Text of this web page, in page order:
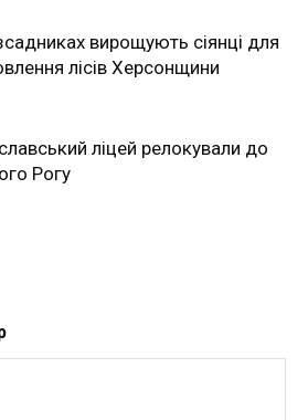
вирощують сіянці для
лісів Херсонщини
ліцей релокували до
Рогу